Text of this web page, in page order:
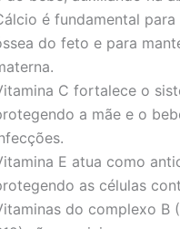
é fundamental
do feto e para
C fortalece o
a mãe e o
E atua como
as células
do complexo B